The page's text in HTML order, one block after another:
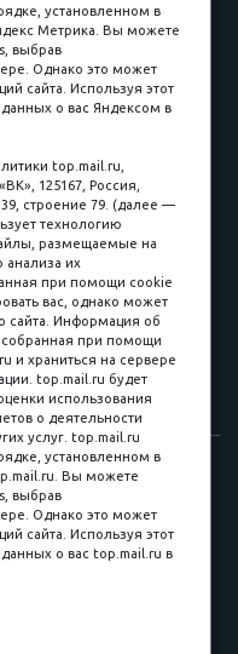
16
30
09
68
50
10
куб».
Россия, г. Томск, пл.
этаж
установленном в
Метрика. Вы можете
выбрав
Однако это может
сайта. Используя этот
данных о вас Яндексом в
top.mail.ru,
125167, Россия,
строение 79. (далее —
технологию
размещаемые на
их
при помощи cookie
вас, однако может
сайта. Информация об
собранная при помощи
и храниться на сервере
top.mail.ru будет
использования
о деятельности
услуг. top.mail.ru
установленном в
Вы можете
выбрав
Однако это может
сайта. Используя этот
о вас top.mail.ru в